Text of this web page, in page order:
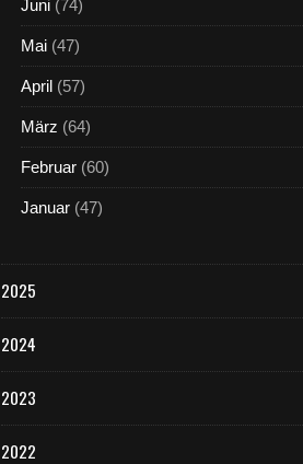
Juni (74)
Mai (47)
April (57)
März (64)
Februar (60)
Januar (47)
2025
2024
2023
2022